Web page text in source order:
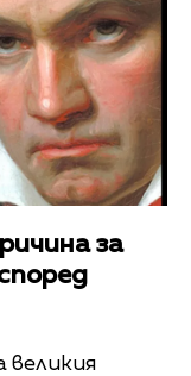
за
великия